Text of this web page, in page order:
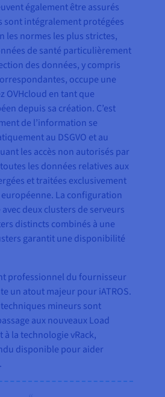
également être assurés
sont intégralement protégées
les normes les plus strictes,
de santé particulièrement
des données, y compris
occupe une
OVHcloud en tant que
depuis sa création. C’est
de l’information se
au DSGVO et au
les accès non autorisés par
les données relatives aux
et traitées exclusivement
européenne. La configuration
deux clusters de serveurs
distincts combinés à une
garantit une disponibilité
professionnel du fournisseur
un atout majeur pour iATROS.
mineurs sont
aux nouveaux Load
à la technologie vRack,
disponible pour aider